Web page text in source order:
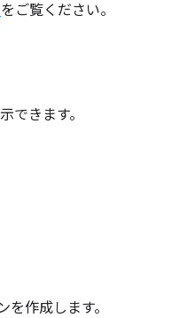
をご覧ください。
できます。
を作成します。